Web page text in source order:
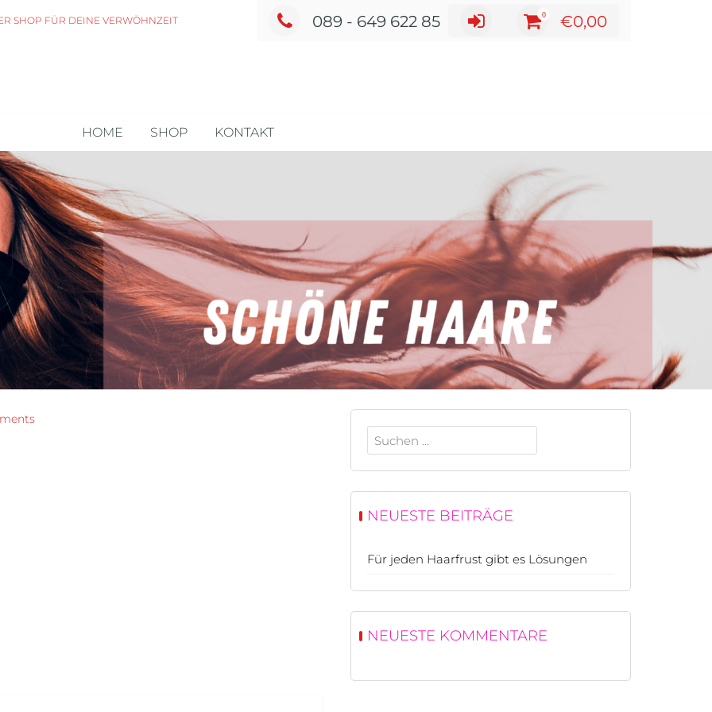
SHOP FÜR DEINE VERWÖHNZEIT 089 - 649 622 85 0 €0,00
HOME SHOP KONTAKT
Suche
nach:
NEUESTE BEITRÄGE
Für jeden Haarfrust gibt es Lösungen
NEUESTE KOMMENTARE